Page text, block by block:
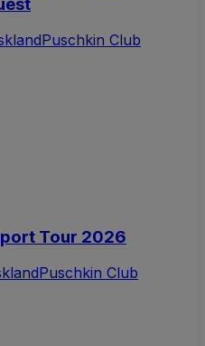
Puschkin Club
Tour 2026
Puschkin Club